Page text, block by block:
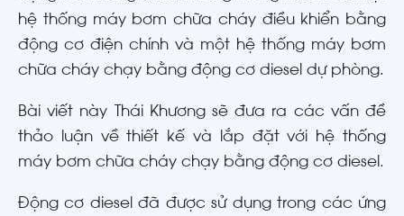
hệ thống máy bơm chữa cháy điều khiển bằng
động cơ điện chính và một hệ thống máy bơm
chữa cháy chạy bằng động cơ diesel dự phòng.
Bài viết này Thái Khương sẽ đưa ra các vấn đề
thảo luận về thiết kế và lắp đặt với hệ thống
máy bơm chữa cháy chạy bằng động cơ diesel.
Động cơ diesel đã được sử dụng trong các ứng